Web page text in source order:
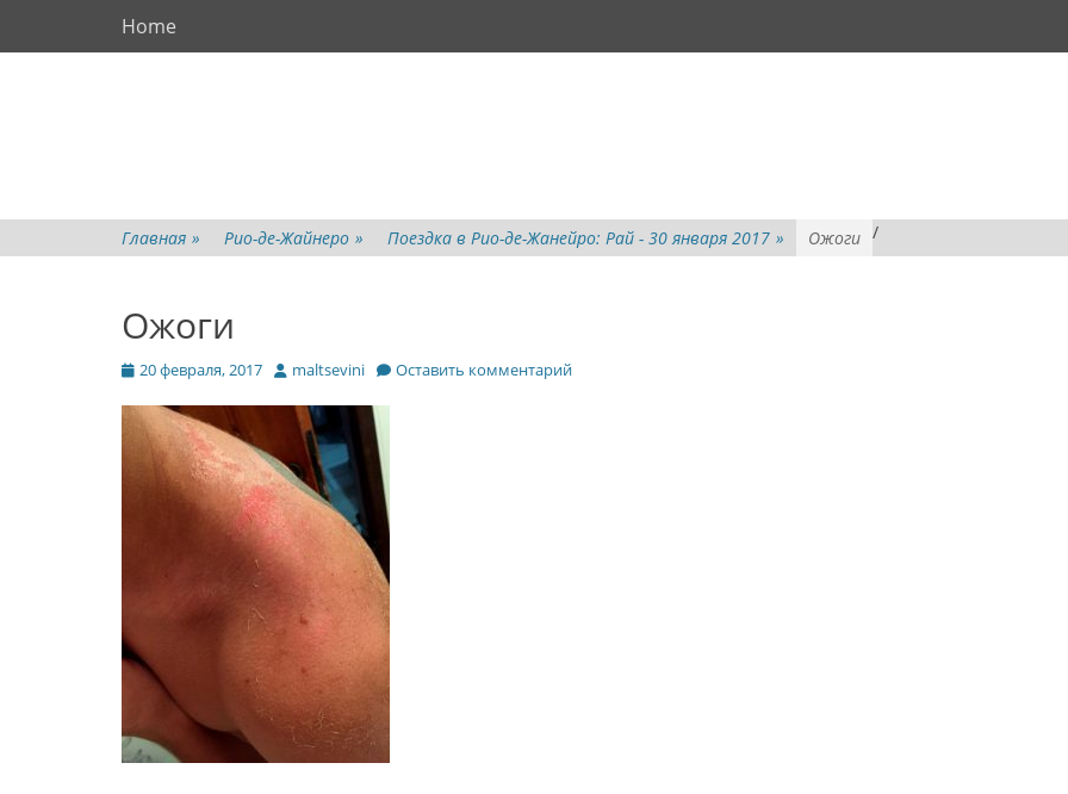
Перейти
Основное меню
Home
Главная » Рио-де-Жайнеро » /
Поездка в Рио-де-Жанейро: Рай - 30 января 2017 » Ожоги
Ожоги
Опубликовано
20 февраля, 2017 Авторmaltsevini Оставить комментарий